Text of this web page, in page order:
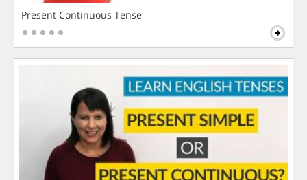
Present Continuous Tense